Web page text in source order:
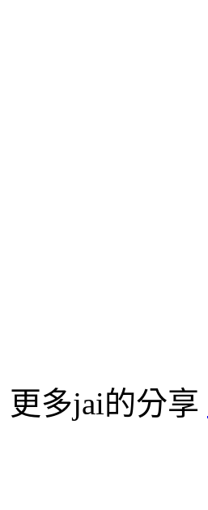
更多jai的分享